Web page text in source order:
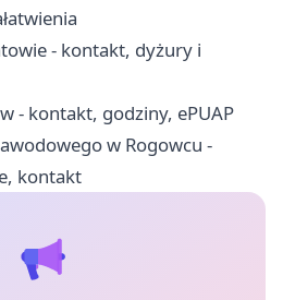
- kontakt, dyżury i
- kontakt, godziny, ePUAP
w Rogowcu -
kontakt